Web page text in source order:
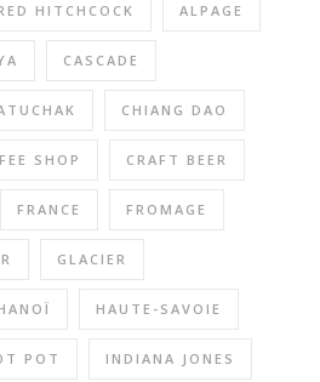
HITCHCOCK ALPAGE
CASCADE
CHIANG DAO
SHOP CRAFT BEER
FRANCE FROMAGE
GLACIER
HAUTE-SAVOIE
POT INDIANA JONES